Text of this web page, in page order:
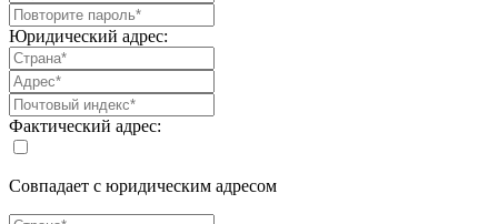
Юридический адрес:
Фактический адрес:
Совпадает с юридическим адресом